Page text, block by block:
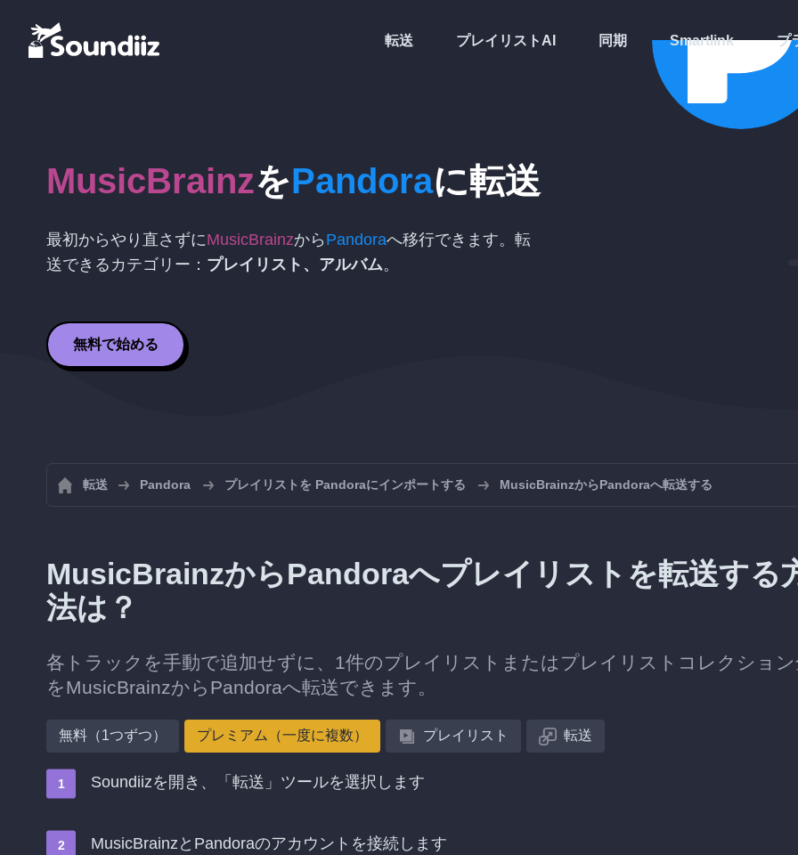
転送 プレイリストAI 同期 Smartlink プ
MusicBrainzをPandoraに転送
最初からやり直さずにMusicBrainzから Pandoraへ移行できます。転
送できるカテゴリー： プレイリスト、アルバム。
無料で始める
転送 Pandora プレイリストを Pandoraにインポートする MusicBrainzからPandoraへ転送する
MusicBrainzからPandoraへプレイリストを転送する
法は？
各トラックを手動で追加せずに、1件のプレイリストまたはプレイリストコレクション
をMusicBrainzからPandoraへ転送できます。
無料（1つずつ） プレミアム（一度に複数） プレイリスト 転送
Soundiizを開き、「転送」ツールを選択します
MusicBrainzとPandoraのアカウントを接続します